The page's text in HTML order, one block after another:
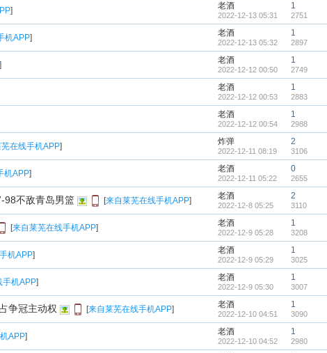
] 老酒
2022-12-13 05:31
1
2751
机APP] 老酒
2022-12-13 05:32
1
2897
] 老酒
2022-12-12 00:50
1
2749
老酒
2022-12-12 00:53
1
2883
老酒
2022-12-12 00:54
1
2988
在线手机APP] 炸弹
2022-12-11 08:19
2
3106
机APP] 老酒
2022-12-11 05:22
0
2655
98不敌青岛男篮 [来自莱芜在线手机APP] 老酒
2022-12-8 05:25
2
3110
[来自莱芜在线手机APP] 老酒
2022-12-9 05:28
1
3208
机APP] 老酒
2022-12-9 05:29
1
3025
手机APP] 老酒
2022-12-9 05:30
1
3007
争冠主动权 [来自莱芜在线手机APP] 老酒
2022-12-10 04:51
1
3090
APP] 老酒
2022-12-10 04:52
1
2980